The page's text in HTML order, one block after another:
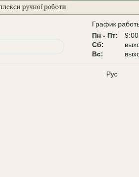
График
Пн - Пт:
Сб:
Вс:
Рус